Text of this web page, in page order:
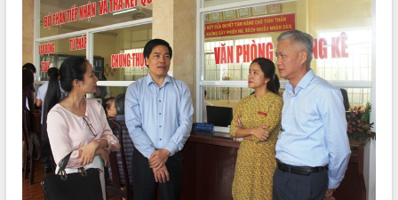
Đắk Lắk công bố Quy hoạch và xúc
tiến đầu tư tỉnh
Ngành cá ngừ Đắk Lắk chủ động thích
ứng để giữ vững thị trường xuất khẩu
Diễn đàn Kinh tế tư nhân Việt Nam đột
phá cơ chế - Hợp tác công tư
Đề án 06 tạo bước ngoặt đột phá trong
cải cách hành chính tỉnh Đắk Lắk
Kết nối tour, đẩy mạnh chuyển đổi số
để phát triển du lịch Đắk Lắk